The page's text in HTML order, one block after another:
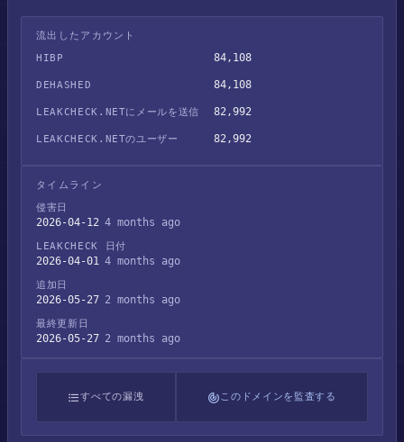
流出したアカウント
HIBP
84,108
DEHASHED 84,108
LEAKCHECK.NETにメールを送信 82,992
LEAKCHECK.NETのユーザー 82,992
タイムライン
侵害日
2026-04-12 4 months ago
LEAKCHECK 日付
2026-04-01 4 months ago
追加日
2026-05-27 2 months ago
最終更新日
2026-05-27 2 months ago
すべての漏洩 このドメインを監査する